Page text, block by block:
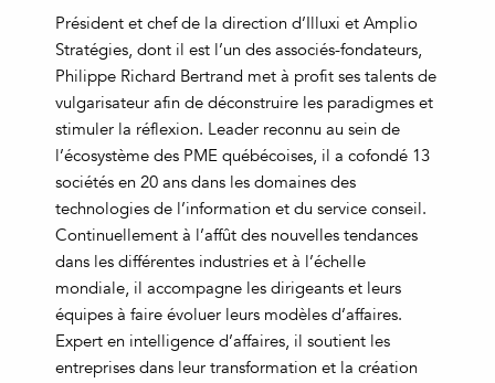
Président et chef de la direction d’Illuxi et Amplio
Stratégies, dont il est l’un des associés-fondateurs,
Philippe Richard Bertrand met à profit ses talents de
vulgarisateur afin de déconstruire les paradigmes et
stimuler la réflexion. Leader reconnu au sein de
l’écosystème des PME québécoises, il a cofondé 13
sociétés en 20 ans dans les domaines des
technologies de l’information et du service conseil.
Continuellement à l’affût des nouvelles tendances
dans les différentes industries et à l’échelle
mondiale, il accompagne les dirigeants et leurs
équipes à faire évoluer leurs modèles d’affaires.
Expert en intelligence d’affaires, il soutient les
entreprises dans leur transformation et la création